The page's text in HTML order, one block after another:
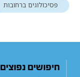
פסיכולוגים ברחובות
חיפושים נפוצים